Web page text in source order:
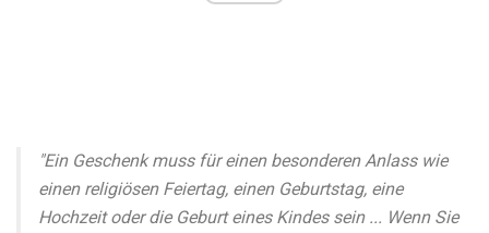
"Ein Geschenk muss für einen besonderen Anlass wie
einen religiösen Feiertag, einen Geburtstag, eine
Hochzeit oder die Geburt eines Kindes sein ... Wenn Sie